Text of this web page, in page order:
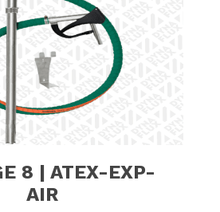
8 | ATEX-EXP-
AIR